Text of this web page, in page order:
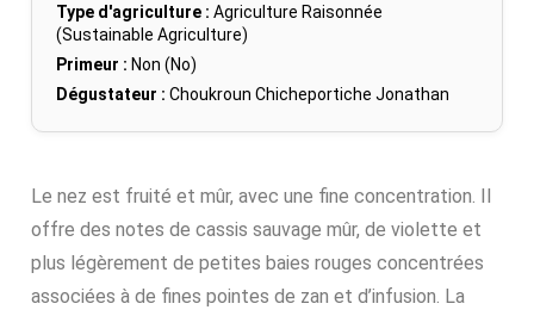
Type d'agriculture : Agriculture Raisonnée
(Sustainable Agriculture)
Primeur : Non (No)
Dégustateur : Choukroun Chicheportiche Jonathan
Le nez est fruité et mûr, avec une fine concentration. Il
offre des notes de cassis sauvage mûr, de violette et
plus légèrement de petites baies rouges concentrées
associées à de fines pointes de zan et d’infusion. La